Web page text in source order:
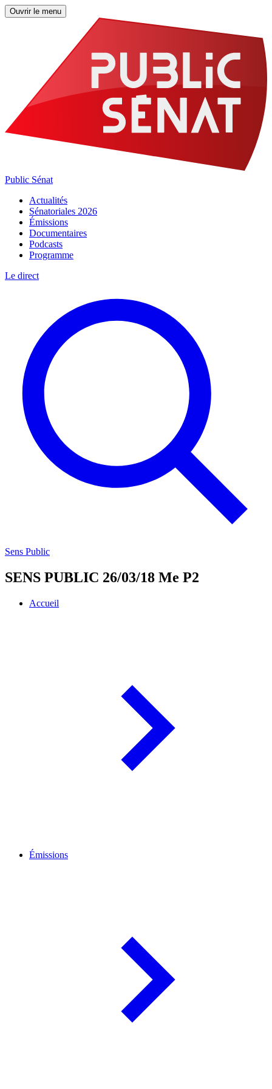
Ouvrir le menu
Public Sénat
Actualités
Sénatoriales 2026
Émissions
Documentaires
Podcasts
Programme
Le direct
Sens Public
SENS PUBLIC 26/03/18 Me P2
Accueil
Émissions